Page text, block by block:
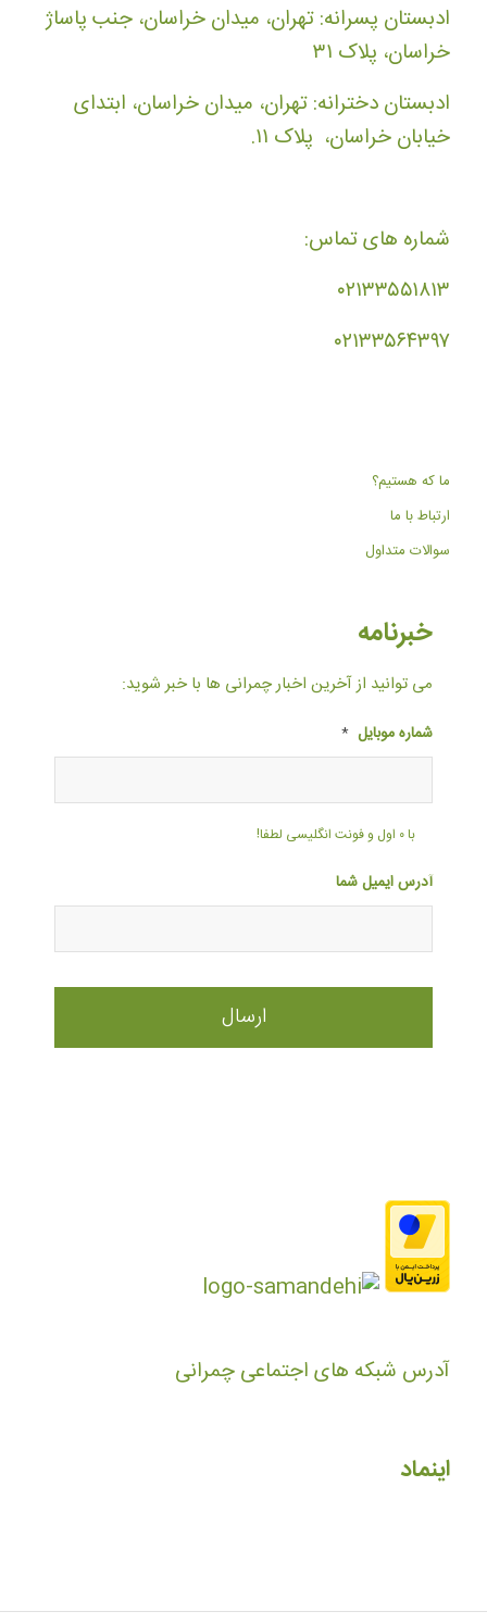
ادبستان پسرانه: تهران، میدان خراسان، جنب پاساژ
خراسان، پلاک ۳۱
ادبستان دخترانه: تهران، میدان خراسان، ابتدای
خیابان خراسان، پلاک ۱۱.
شماره های تماس:
۰۲۱۳۳۵۵۱۸۱۳
۰۲۱۳۳۵۶۴۳۹۷
ما که هستیم؟
ارتباط با ما
سوالات متداول
خبرنامه
می توانید از آخرین اخبار چمرانی ها با خبر شوید:
شماره موبایل *
با ۰ اول و فونت انگلیسی لطفا!
آدرس ایمیل شما
آدرس شبکه های اجتماعی چمرانی
اینماد